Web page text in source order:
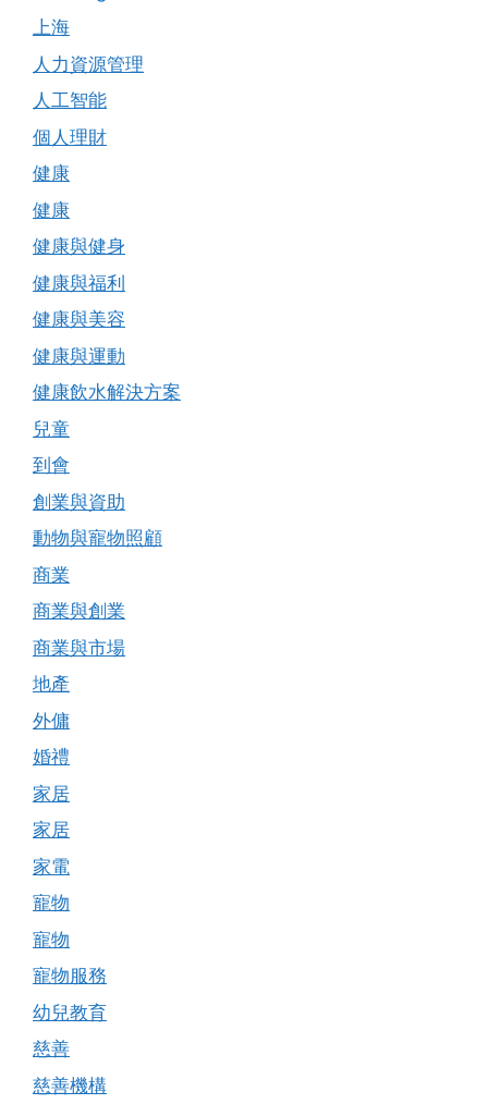
上海
人力資源管理
人工智能
個人理財
健康
健康
健康與健身
健康與福利
健康與美容
健康與運動
健康飲水解決方案
兒童
到會
創業與資助
動物與寵物照顧
商業
商業與創業
商業與市場
地產
外傭
婚禮
家居
家居
家電
寵物
寵物
寵物服務
幼兒教育
慈善
慈善機構